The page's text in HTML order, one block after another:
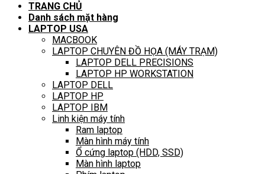
TRANG CHỦ
Danh sách mặt hàng
LAPTOP USA
MACBOOK
LAPTOP CHUYÊN ĐỒ HỌA (MÁY TRẠM)
LAPTOP DELL PRECISIONS
LAPTOP HP WORKSTATION
LAPTOP DELL
LAPTOP HP
LAPTOP IBM
Linh kiện máy tính
Ram laptop
Màn hình máy tính
Ổ cứng laptop (HDD, SSD)
Màn hình laptop